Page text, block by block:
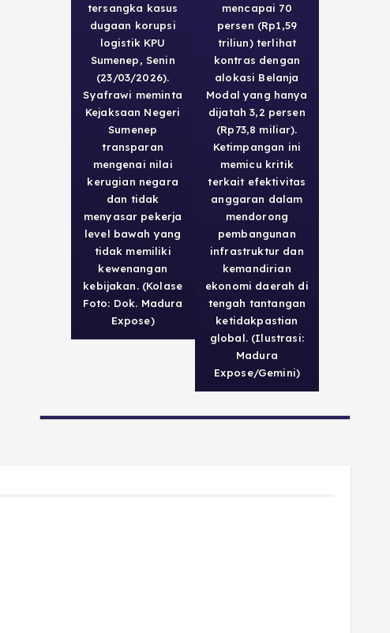
tersangka kasus
dugaan korupsi
logistik KPU
Sumenep, Senin
(23/03/2026).
Syafrawi meminta
Kejaksaan Negeri
Sumenep
transparan
mengenai nilai
kerugian negara
dan tidak
menyasar pekerja
level bawah yang
tidak memiliki
kewenangan
kebijakan. (Kolase
Foto: Dok. Madura
Expose)
mencapai 70
persen (Rp1,59
triliun) terlihat
kontras dengan
alokasi Belanja
Modal yang hanya
dijatah 3,2 persen
(Rp73,8 miliar).
Ketimpangan ini
memicu kritik
terkait efektivitas
anggaran dalam
mendorong
pembangunan
infrastruktur dan
kemandirian
ekonomi daerah di
tengah tantangan
ketidakpastian
global. (Ilustrasi:
Madura
Expose/Gemini)